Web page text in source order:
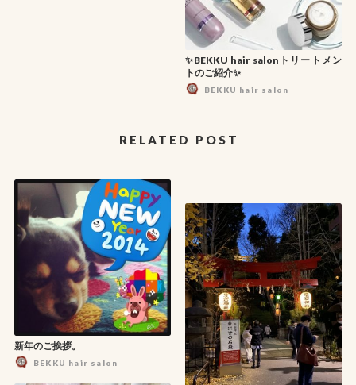
✨BEKKU hair salonトリートメン
トのご紹介✨
BEKKU hair salon
RELATED POST
新年のご挨拶。
BEKKU hair salon